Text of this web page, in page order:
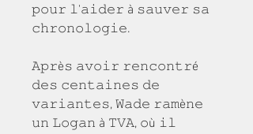
𝚙𝚘𝚞𝚛 𝚕'𝚊𝚒𝚍𝚎𝚛 à 𝚜𝚊𝚞𝚟𝚎𝚛 𝚜𝚊
𝚌𝚑𝚛𝚘𝚗𝚘𝚕𝚘𝚐𝚒𝚎.
𝙰𝚙𝚛è𝚜 𝚊𝚟𝚘𝚒𝚛 𝚛𝚎𝚗𝚌𝚘𝚗𝚝𝚛é
𝚍𝚎𝚜 𝚌𝚎𝚗𝚝𝚊𝚒𝚗𝚎𝚜 𝚍𝚎
𝚟𝚊𝚛𝚒𝚊𝚗𝚝𝚎𝚜, 𝚆𝚊𝚍𝚎 𝚛𝚊𝚖è𝚗𝚎
𝚞𝚗 𝙻𝚘𝚐𝚊𝚗 à 𝚃𝚅𝙰, 𝚘ù 𝚒𝚕